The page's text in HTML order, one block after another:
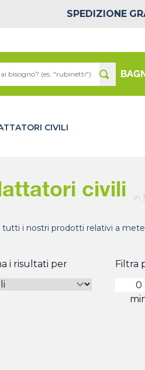
SPEDIZIONE
CIVILI
civili in
tutti i nostri prodotti relativi a
i risultati per Filtra